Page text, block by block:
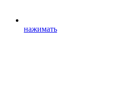
нажимать